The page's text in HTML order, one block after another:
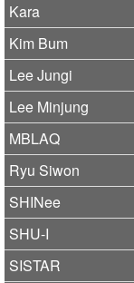
Kara
Kim Bum
Lee Jungi
Lee Minjung
MBLAQ
Ryu Siwon
SHINee
SHU-I
SISTAR